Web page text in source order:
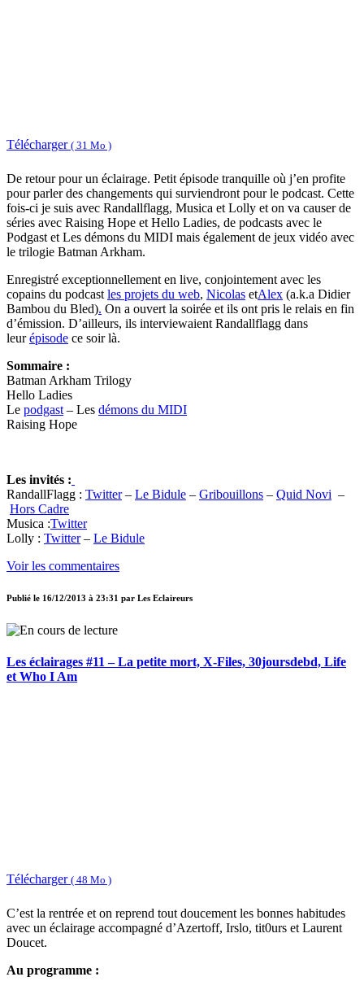
Télécharger ( 31 Mo )
De retour pour un éclairage. Petit épisode tranquille où j’en profite
pour parler des changements qui surviendront pour le podcast. Cette
fois-ci je suis avec Randallflagg, Musica et Lolly et on va causer de
séries avec Raising Hope et Hello Ladies, de podcasts avec le
Podgast et Les démons du MIDI mais également de jeux vidéo avec
le trilogie Batman Arkham.
Enregistré exceptionnellement en live, conjointement avec les
copains du podcast les projets du web, Nicolas etAlex (a.k.a Didier
Bambou du Bled). On a ouvert la soirée et ils ont pris le relais en fin
d’émission. D’ailleurs, ils interviewaient Randallflagg dans
leurépisode ce soir là.
Sommaire :
Batman Arkham Trilogy
Hello Ladies
Le podgast – Les démons du MIDI
Raising Hope
Les invités :
RandallFlagg : Twitter– Le Bidule – Gribouillons – Quid Novi –
Hors Cadre
Musica :Twitter
Lolly : Twitter– Le Bidule
Voir les commentaires
Publié le 16/12/2013 à 23:31 par Les Eclaireurs
Les éclairages #11 – La petite mort, X-Files, 30joursdebd, Life
et Who I Am
Télécharger ( 48 Mo )
C’est la rentrée et on reprend tout doucement les bonnes habitudes
avec un éclairage accompagné d’Azertoff, Irslo, tit0urs et Laurent
Doucet.
Au programme :